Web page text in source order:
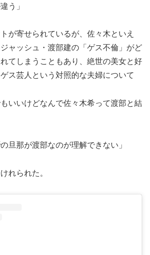
う」
が寄せられているが、佐々木といえ
ャッシュ・渡部建の「ゲス不倫」がど
てしまうこともあり、絶世の美女と好
ス芸人という対照的な夫婦について
もいいけどなんで佐々木希って渡部と結
の旦那が渡部なのが理解できない」
れられた。